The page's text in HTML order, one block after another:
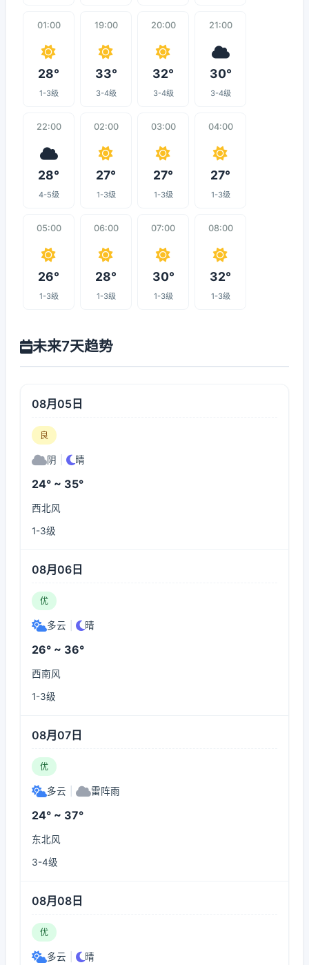
01:00
28°
1-3级
19:00
33°
3-4级
20:00
32°
3-4级
21:00
30°
3-4级
22:00
28°
4-5级
02:00
27°
1-3级
03:00
27°
1-3级
04:00
27°
1-3级
05:00
26°
1-3级
06:00
28°
1-3级
07:00
30°
1-3级
08:00
32°
1-3级
未来7天趋势
08月05日
良
阴 晴
24° ~ 35°
西北风
1-3级
08月06日
优
多云 晴
26° ~ 36°
西南风
1-3级
08月07日
优
多云 雷阵雨
24° ~ 37°
东北风
3-4级
08月08日
优
多云 晴